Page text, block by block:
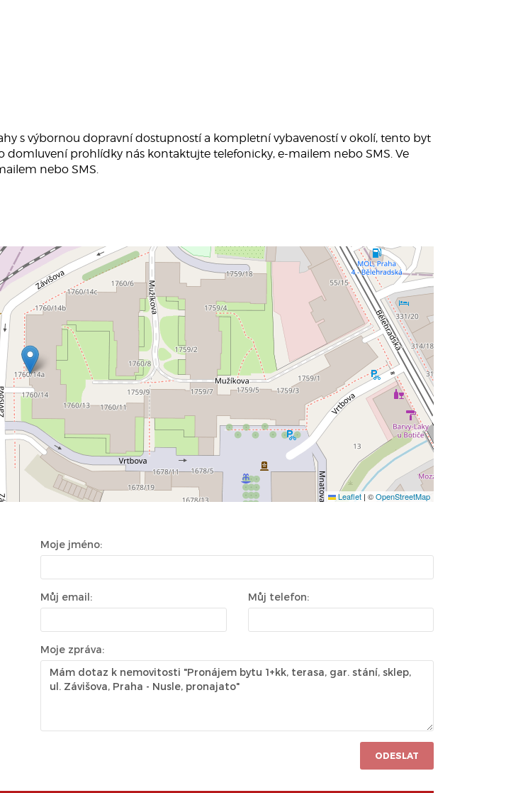
s výbornou dopravní dostupností a kompletní vybaveností v okolí, tento byt
domluvení prohlídky nás kontaktujte telefonicky, e-mailem nebo SMS. Ve
nebo SMS.
Leaflet | ©OpenStreetMap
Moje jméno:
Můj email: Můj telefon:
Moje zpráva:
ODESLAT